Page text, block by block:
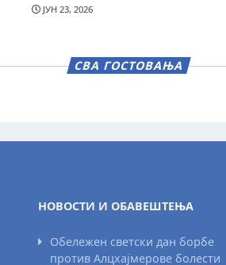
ЈУН 23, 2026
СВА ГОСТОВАЊА
НОВОСТИ И ОБАВЕШТЕЊА
Обележен светски дан борбе
против Алцхајмерове болести